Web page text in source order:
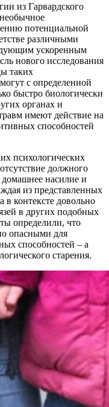
из Гарвардского
потенциальной
различными
ускоренным
нового исследования
таких
с определенной
быстро биологически
органах и
имеют действие на
способностей
психологических
должного
насилие и
из представленных
в контексте довольно
в других подобных
определили, что
опасными для
способностей – а
старения.